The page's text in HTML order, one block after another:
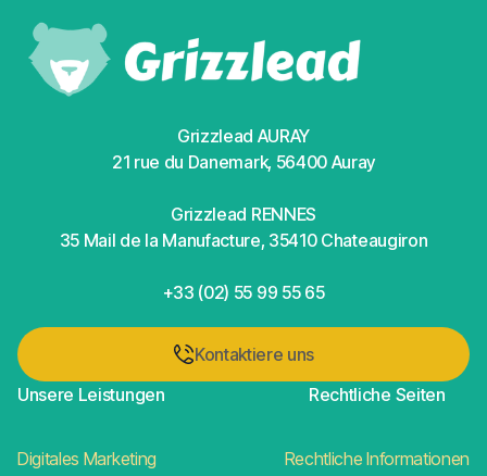
Grizzlead AURAY
21 rue du Danemark, 56400 Auray
Grizzlead RENNES
35 Mail de la Manufacture, 35410 Chateaugiron
+33 (02) 55 99 55 65
Kontaktiere uns
Kontaktiere uns
Unsere Leistungen
Digitales Marketing
Rechtliche Seiten
Rechtliche Informationen